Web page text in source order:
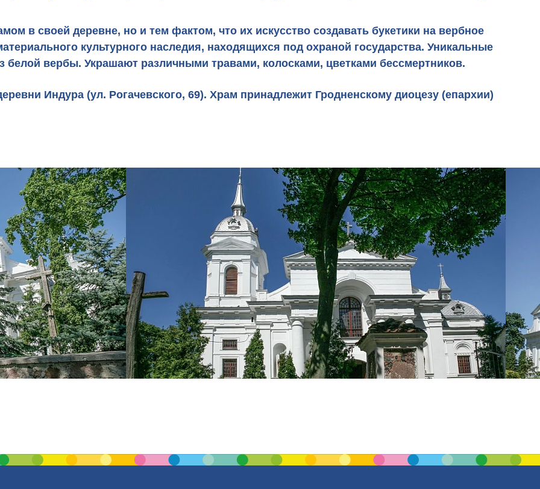
в своей деревне, но и тем фактом, что их искусство создавать букетики на вербное
культурного наследия, находящихся под охраной государства. Уникальные
белой вербы. Украшают различными травами, колосками, цветками бессмертников.
Индура (ул. Рогачевского, 69). Храм принадлежит Гродненскому диоцезу (епархии)